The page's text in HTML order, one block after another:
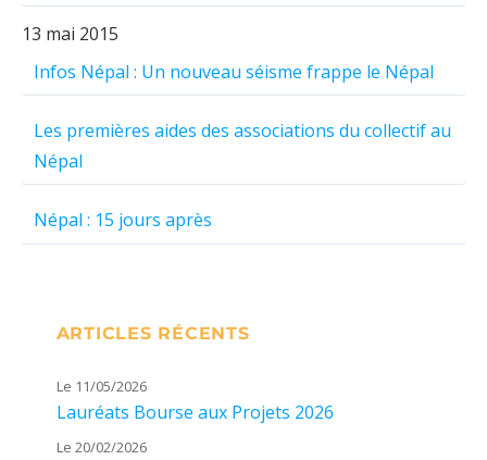
13 mai 2015
Infos Népal : Un nouveau séisme frappe le Népal
Les premières aides des associations du collectif au
Népal
Népal : 15 jours après
ARTICLES RÉCENTS
Le 11/05/2026
Lauréats Bourse aux Projets 2026
Le 20/02/2026